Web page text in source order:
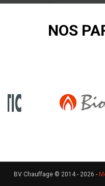
NOS
BV Chauffage © 2014 - 2026 -